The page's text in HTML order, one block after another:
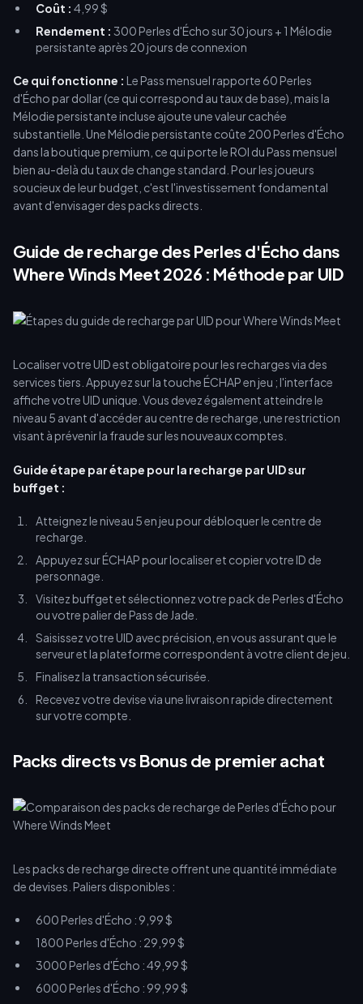
Coût : 4,99 $
Rendement : 300 Perles d'Écho sur 30 jours + 1 Mélodie
persistante après 20 jours de connexion
Ce qui fonctionne : Le Pass mensuel rapporte 60 Perles
d'Écho par dollar (ce qui correspond au taux de base), mais la
Mélodie persistante incluse ajoute une valeur cachée
substantielle. Une Mélodie persistante coûte 200 Perles d'Écho
dans la boutique premium, ce qui porte le ROI du Pass mensuel
bien au-delà du taux de change standard. Pour les joueurs
soucieux de leur budget, c'est l'investissement fondamental
avant d'envisager des packs directs.
Guide de recharge des Perles d'Écho dans
Where Winds Meet 2026 : Méthode par UID
Localiser votre UID est obligatoire pour les recharges via des
services tiers. Appuyez sur la touche ÉCHAP en jeu ; l'interface
affiche votre UID unique. Vous devez également atteindre le
niveau 5 avant d'accéder au centre de recharge, une restriction
visant à prévenir la fraude sur les nouveaux comptes.
Guide étape par étape pour la recharge par UID sur
buffget :
Atteignez le niveau 5 en jeu pour débloquer le centre de
recharge.
Appuyez sur ÉCHAP pour localiser et copier votre ID de
personnage.
Visitez buffget et sélectionnez votre pack de Perles d'Écho
ou votre palier de Pass de Jade.
Saisissez votre UID avec précision, en vous assurant que le
serveur et la plateforme correspondent à votre client de jeu.
Finalisez la transaction sécurisée.
Recevez votre devise via une livraison rapide directement
sur votre compte.
Packs directs vs Bonus de premier achat
Les packs de recharge directe offrent une quantité immédiate
de devises. Paliers disponibles :
600 Perles d'Écho : 9,99 $
1800 Perles d'Écho : 29,99 $
3000 Perles d'Écho : 49,99 $
6000 Perles d'Écho : 99,99 $